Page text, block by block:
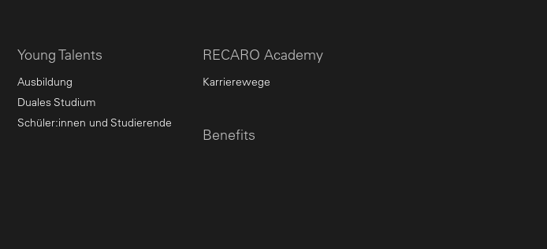
Young Talents
Ausbildung
Duales Studium
Schüler:innen und Studierende
RECARO Academy
Karrierewege
Benefits